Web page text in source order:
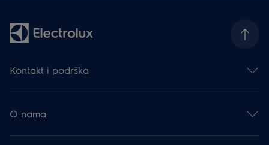
Kontakt i podrška
Newsletter
Facebook
Instagram
O nama